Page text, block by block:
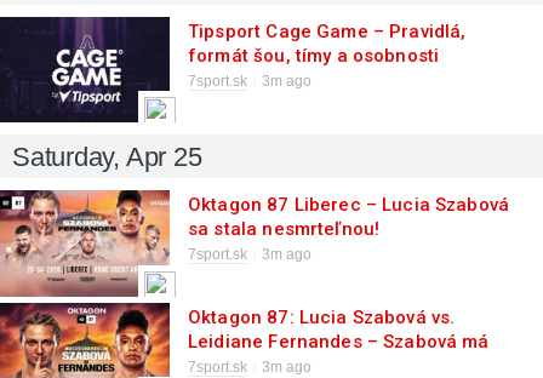
Tipsport Cage Game – Pravidlá,
formát šou, tímy a osobnosti
7sport.sk 3m ago
Saturday, Apr 25
Oktagon 87 Liberec – Lucia Szabová
sa stala nesmrteľnou!
7sport.sk 3m ago
Oktagon 87: Lucia Szabová vs.
Leidiane Fernandes – Szabová má
ďalší titul!
7sport.sk 3m ago